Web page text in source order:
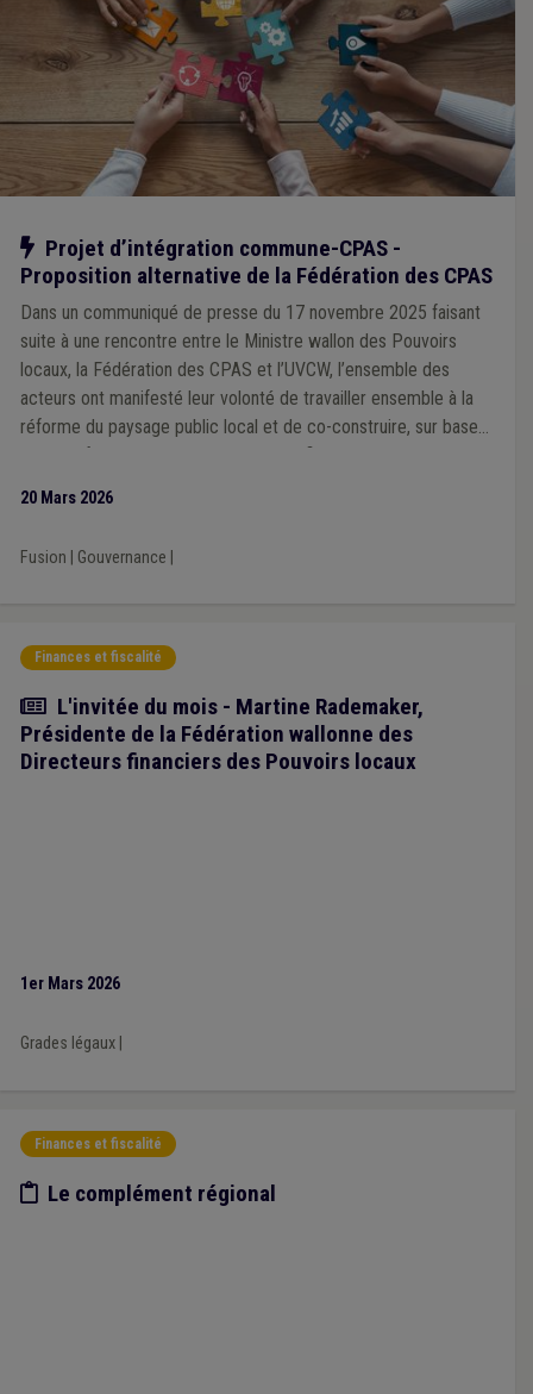
Notre action
Projet d’intégration commune-CPAS -
Proposition alternative de la Fédération des CPAS
Dans un communiqué de presse du 17 novembre 2025 faisant
suite à une rencontre entre le Ministre wallon des Pouvoirs
locaux, la Fédération des CPAS et l’UVCW, l’ensemble des
acteurs ont manifesté leur volonté de travailler ensemble à la
réforme du paysage public local et de co-construire, sur base
d’objectifs communs clairement identifiés, un modèle de
proposition est toujours soumise à débat au sein du CA de
20 Mars 2026
Fusion Gouvernance
Finances et fiscalité
Article
L'invitée du mois - Martine Rademaker,
Présidente de la Fédération wallonne des
Directeurs financiers des Pouvoirs locaux
1er Mars 2026
Grades légaux|
Finances et fiscalité
Etude/chiffres
Le complément régional